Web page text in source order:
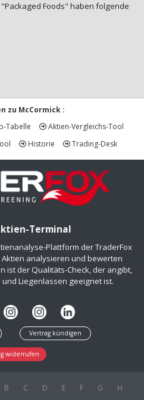
Foods" haben folgende
zu McCormick :
Tabelle
Aktien-Vergleichs-Tool
Historie Trading-Desk
Terminal
Plattform der TraderFox
analysieren und bewerten
ist der Qualitäts-Check, der angibt,
Liegenlassen geeignet ist.
Vertrag kündigen
widerrufen
B C D E F G H